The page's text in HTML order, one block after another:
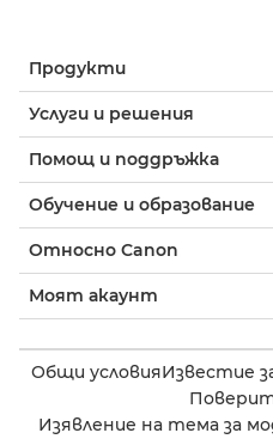
Продукти
Услуги и решения
Помощ и поддръжка
Обучение и образование
Относно Canon
Моят акаунт
Общи условияИзвестие
Изявление на тема за